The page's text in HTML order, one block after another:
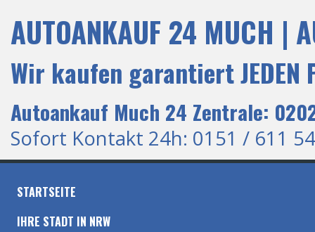
n
AUTOANKAUF 24 MUCH |
Wir kaufen garantiert JEDEN
Autoankauf Much 24 Zentrale:
Sofort Kontakt 24h: 0151 / 611
STARTSEITE
IHRE STADT IN NRW